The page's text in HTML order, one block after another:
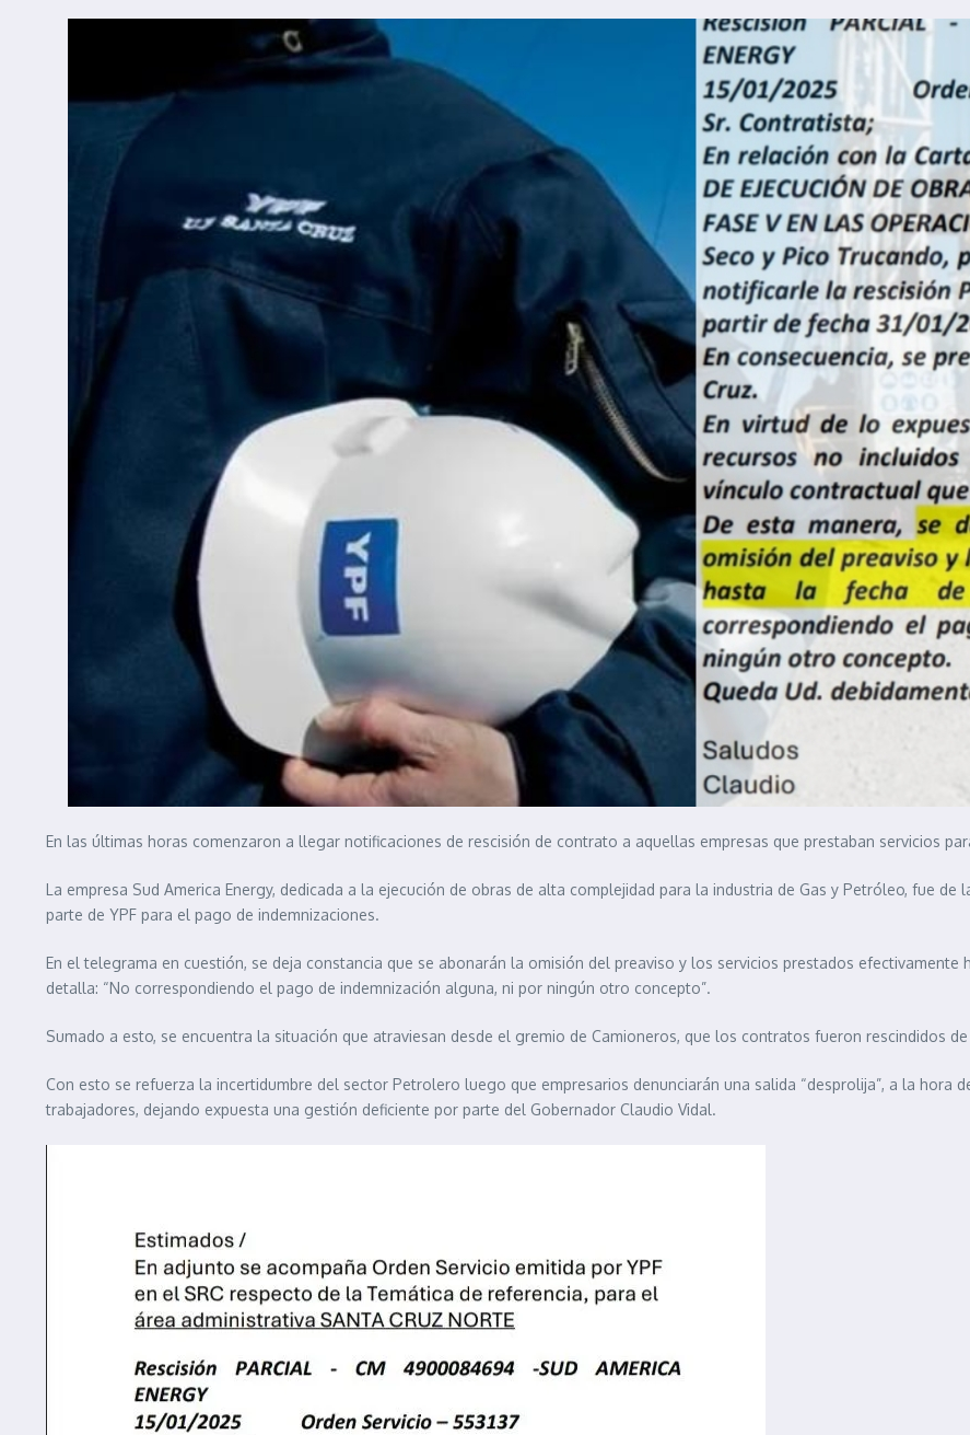
En las últimas horas comenzaron a llegar notificaciones de rescisión de contrato a aquellas empresas que prestaban servicios
La empresa Sud America Energy, dedicada a la ejecución de obras de alta complejidad para la industria de Gas y Petróleo, fue
parte de YPF para el pago de indemnizaciones.
En el telegrama en cuestión, se deja constancia que se abonarán la omisión del preaviso y los servicios prestados efectivamente
detalla: “No correspondiendo el pago de indemnización alguna, ni por ningún otro concepto”.
Sumado a esto, se encuentra la situación que atraviesan desde el gremio de Camioneros, que los contratos fueron rescindidos
Con esto se refuerza la incertidumbre del sector Petrolero luego que empresarios denunciarán una salida “desprolija”, a la hora
trabajadores, dejando expuesta una gestión deficiente por parte del Gobernador Claudio Vidal.